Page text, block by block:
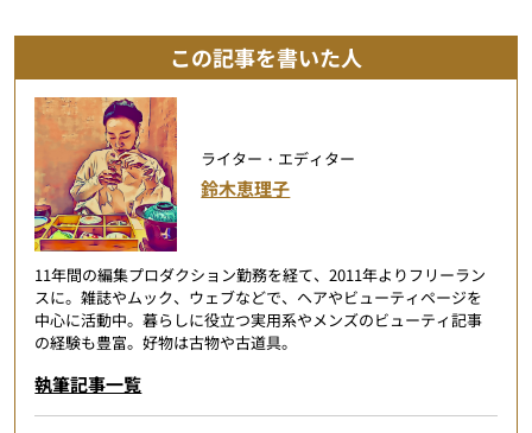
この記事を書いた人
ライター・エディター
鈴木恵理子
11年間の編集プロダクション勤務を経て、2011年よりフリーラン
スに。雑誌やムック、ウェブなどで、ヘアやビューティページを
中心に活動中。暮らしに役立つ実用系やメンズのビューティ記事
の経験も豊富。好物は古物や古道具。
執筆記事一覧